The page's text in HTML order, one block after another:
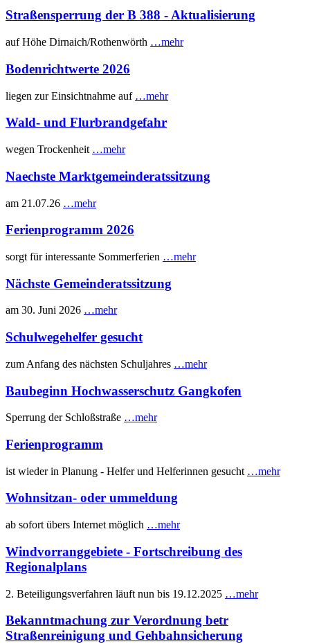
Straßensperrung der B 388 - Aktualisierung
auf Höhe Dirnaich/Rothenwörth …mehr
Bodenrichtwerte 2026
liegen zur Einsichtnahme auf …mehr
Wald- und Flurbrandgefahr
wegen Trockenheit …mehr
Naechste Marktgemeinderatssitzung
am 21.07.26 …mehr
Ferienprogramm 2026
sorgt für interessante Sommerferien …mehr
Nächste Gemeinderatssitzung
am 30. Juni 2026 …mehr
Schulwegehelfer gesucht
zum Anfang des nächsten Schuljahres …mehr
Baubeginn Hochwasserschutz Gangkofen
Sperrung der Schloßstraße …mehr
Ferienprogramm
ist wieder in Planung - Helfer und Helferinnen gesucht …mehr
Wohnsitzan- oder ummeldung
ab sofort übers Internet möglich …mehr
Windvorranggebiete - Fortschreibung des
Regionalplans
2. Beteiligungsverfahren läuft nun bis 19.12.2025 …mehr
Bekanntmachung zur Verordnung betr
Straßenreinigung und Gehbahnsicherung